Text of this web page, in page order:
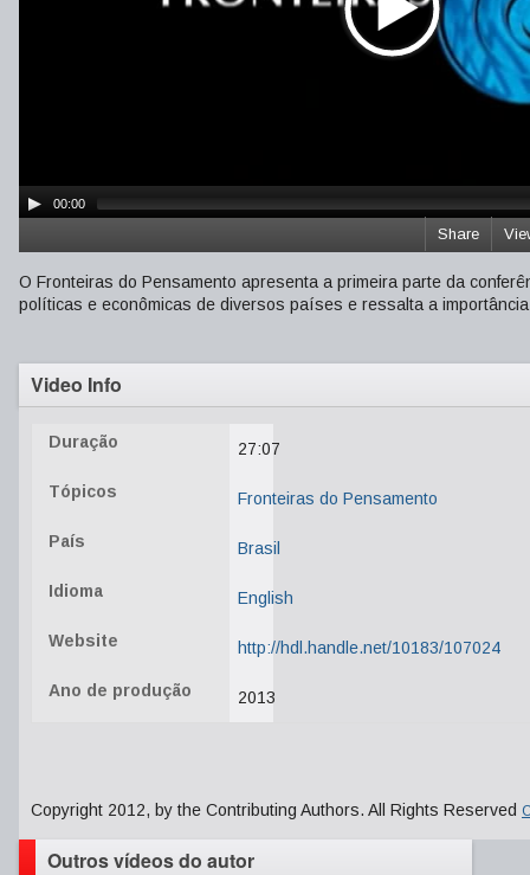
00:00
Share
O Fronteiras do Pensamento apresenta a primeira parte da
políticas e econômicas de diversos países e ressalta a
Video Info
Duração 27:07
Tópicos Fronteiras do Pensamento
País Brasil
Idioma English
Website http://hdl.handle.net/10183/107024
Ano de produção 2013
Copyright 2012, by the Contributing Authors. All Rights Reserved
Outros vídeos do autor